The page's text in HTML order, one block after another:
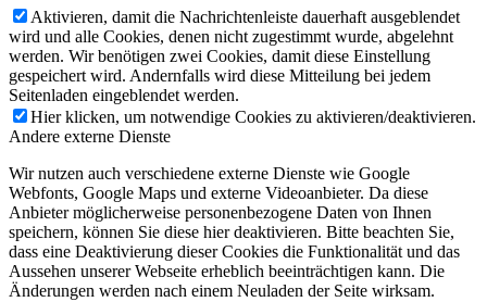
Aktivieren, damit die Nachrichtenleiste dauerhaft ausgeblendet
wird und alle Cookies, denen nicht zugestimmt wurde, abgelehnt
werden. Wir benötigen zwei Cookies, damit diese Einstellung
gespeichert wird. Andernfalls wird diese Mitteilung bei jedem
Seitenladen eingeblendet werden.
Hier klicken, um notwendige Cookies zu aktivieren/deaktivieren.
Andere externe Dienste
Wir nutzen auch verschiedene externe Dienste wie Google
Webfonts, Google Maps und externe Videoanbieter. Da diese
Anbieter möglicherweise personenbezogene Daten von Ihnen
speichern, können Sie diese hier deaktivieren. Bitte beachten Sie,
dass eine Deaktivierung dieser Cookies die Funktionalität und das
Aussehen unserer Webseite erheblich beeinträchtigen kann. Die
Änderungen werden nach einem Neuladen der Seite wirksam.